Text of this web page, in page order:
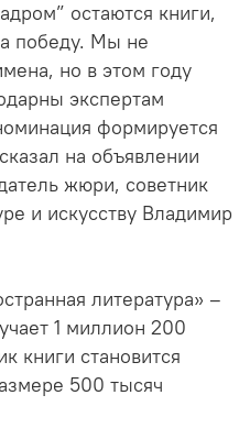
остаются книги,
победу. Мы не
но в этом году
экспертам
формируется
на объявлении
жюри, советник
и искусству Владимир
литература» –
1 миллион 200
книги становится
500 тысяч